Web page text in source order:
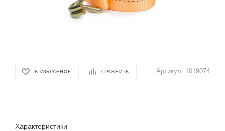
В ИЗБРАННОЕ СРАВНИТЬ Артикул: 1019074
Характеристики